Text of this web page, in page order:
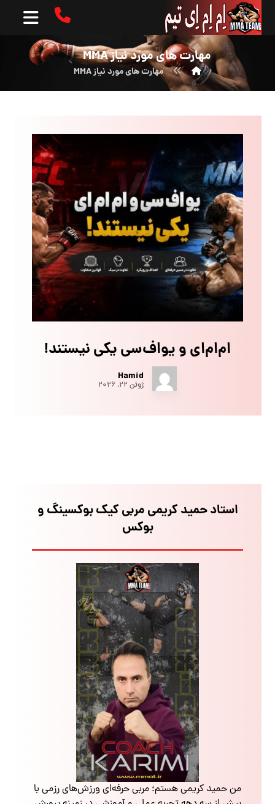
مهارت های مورد نیاز MMA
مهارت های مورد نیاز MMA
ام‌ام‌ای و یو‌اف‌سی یکی نیستند!
Hamid
ژوئن ۲۲, ۲۰۲۶
استاد حمید کریمی مربی کیک بوکسینگ و
بوکس
من حمید کریمی هستم؛ مربی حرفه‌ای ورزش‌های رزمی با